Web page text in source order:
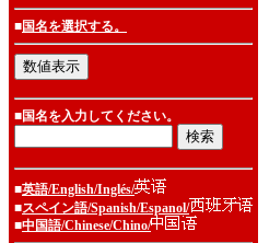
■国名を選択する。
■国名を入力してください。
■英語/English/Inglés/
■スペイン語/Spanish/Espanol/
■中国語/Chinese/Chino/